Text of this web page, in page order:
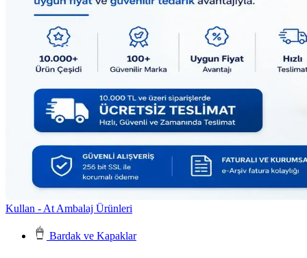
Kullan - At Ambalaj Ürünleri
Bardak ve Kapaklar